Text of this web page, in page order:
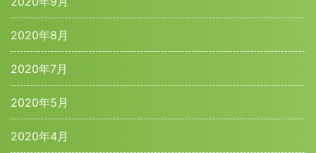
2020年8月
2020年7月
2020年5月
2020年4月